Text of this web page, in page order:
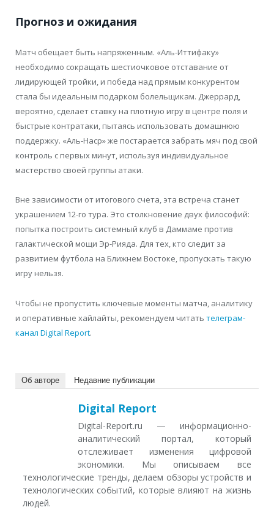
Прогноз и ожидания
Матч обещает быть напряженным. «Аль-Иттифаку»
необходимо сокращать шестиочковое отставание от
лидирующей тройки, и победа над прямым конкурентом
стала бы идеальным подарком болельщикам. Джеррард,
вероятно, сделает ставку на плотную игру в центре поля и
быстрые контратаки, пытаясь использовать домашнюю
поддержку. «Аль-Наср» же постарается забрать мяч под свой
контроль с первых минут, используя индивидуальное
мастерство своей группы атаки.
Вне зависимости от итогового счета, эта встреча станет
украшением 12-го тура. Это столкновение двух философий:
попытка построить системный клуб в Даммаме против
галактической мощи Эр-Рияда. Для тех, кто следит за
развитием футбола на Ближнем Востоке, пропускать такую
игру нельзя.
Чтобы не пропустить ключевые моменты матча, аналитику
и оперативные хайлайты, рекомендуем читать телеграм-
канал Digital Report.
Об авторе Недавние публикации
Digital Report
Digital-Report.ru — информационно-
аналитический портал, который
отслеживает изменения цифровой
экономики. Мы описываем все
технологические тренды, делаем обзоры устройств и
технологических событий, которые влияют на жизнь
людей.